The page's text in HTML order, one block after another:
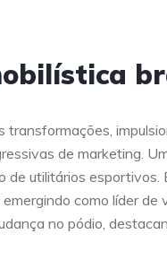
de marketing.
utilitários esportivos.
como líder de
no pódio,